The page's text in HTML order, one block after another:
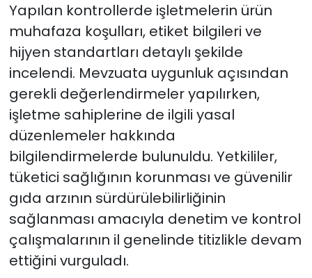
Yapılan kontrollerde işletmelerin ürün
muhafaza koşulları, etiket bilgileri ve
hijyen standartları detaylı şekilde
incelendi. Mevzuata uygunluk açısından
gerekli değerlendirmeler yapılırken,
işletme sahiplerine de ilgili yasal
düzenlemeler hakkında
bilgilendirmelerde bulunuldu. Yetkililer,
tüketici sağlığının korunması ve güvenilir
gıda arzının sürdürülebilirliğinin
sağlanması amacıyla denetim ve kontrol
çalışmalarının il genelinde titizlikle devam
ettiğini vurguladı.